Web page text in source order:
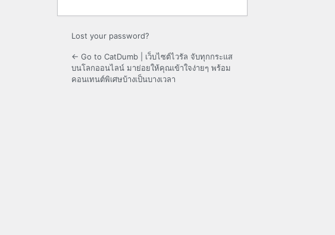
Lost your password?
← Go to CatDumb | เว็บไซต์ไวรัล จับทุกกระแส
บนโลกออนไลน์ มาย่อยให้คุณเข้าใจง่ายๆ พร้อม
คอนเทนต์พิเศษบ้างเป็นบางเวลา